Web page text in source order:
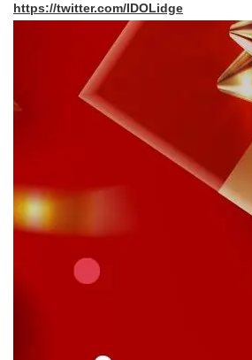
https://twitter.com/IDOLidge